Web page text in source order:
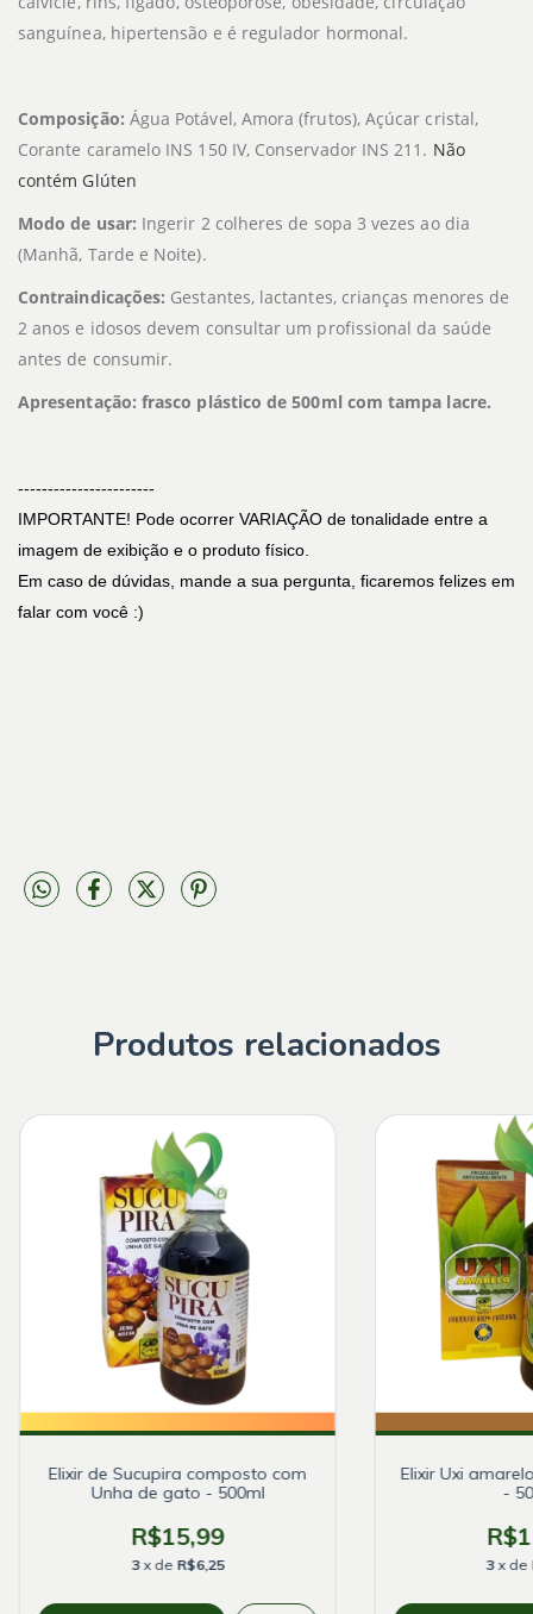
sanguínea, hipertensão e é regulador hormonal.
Composição: Água Potável, Amora (frutos), Açúcar cristal,
Corante caramelo INS 150 IV, Conservador INS 211. Não
contém Glúten
Modo de usar: Ingerir 2 colheres de sopa 3 vezes ao dia
(Manhã, Tarde e Noite).
Contraindicações: Gestantes, lactantes, crianças menores de
2 anos e idosos devem consultar um profissional da saúde
antes de consumir.
Apresentação: frasco plástico de 500ml com tampa lacre.
-----------------------
IMPORTANTE! Pode ocorrer VARIAÇÃO de tonalidade entre a
imagem de exibição e o produto físico.
Em caso de dúvidas, mande a sua pergunta, ficaremos felizes em
falar com você :)
Produtos relacionados
Elixir de Sucupira composto com
Unha de gato - 500ml
R$15,99
3 x de R$6,25
Elixir Uxi
-
3 x de